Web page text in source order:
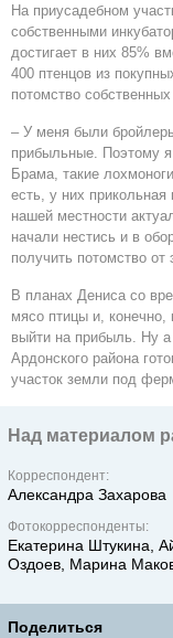
На приусадебном
собственными
достигает в них 85%
400 птенцов из
потомство собственных
– У меня были
прибыльные. Поэтому
Брама, такие
есть, у них
нашей местности
начали нестись и в
получить потомство
В планах Дениса со
мясо птицы и,
выйти на прибыль. Ну
Ардонского района
участок земли под
Над материалом
Корреспондент:
Александра Захарова
Фотокорреспонденты:
Екатерина Штукина,
Оздоев, Марина
Поделиться